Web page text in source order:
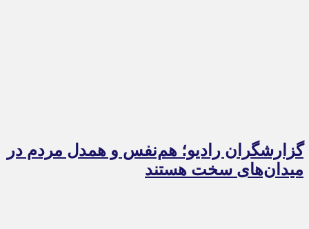
گزارشگران رادیو؛ هم‌نفس و همدل مردم در
میدان‌های سخت هستند